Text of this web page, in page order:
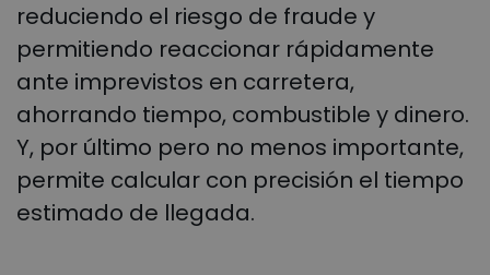
reduciendo el riesgo de fraude y
permitiendo reaccionar rápidamente
ante imprevistos en carretera,
ahorrando tiempo, combustible y dinero.
Y, por último pero no menos importante,
permite calcular con precisión el tiempo
estimado de llegada.